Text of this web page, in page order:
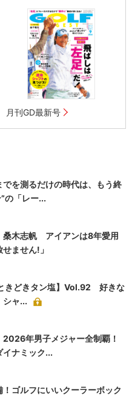
月刊GD最新号
でを測るだけの時代は、もう終
の「レー...
桑木志帆 アイアンは8年愛用
ません!」
きどきタン塩】Vol.92 好きな
シャ...
2026年男子メジャー全制覇！
イナミック...
ゴルフにいいクーラーボック